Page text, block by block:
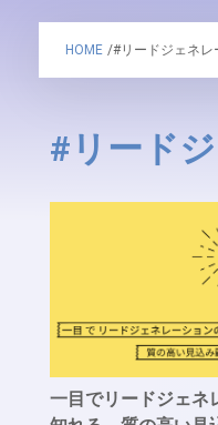
HOME /#リードジェネレ
#リード
一目でリードジェネ